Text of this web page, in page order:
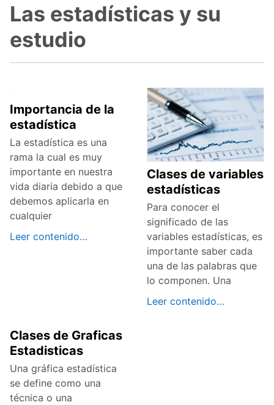
Las estadísticas y su
estudio
Importancia de la
estadística
La estadística es una
rama la cual es muy
importante en nuestra
vida diaria debido a que
debemos aplicarla en
cualquier
Leer contenido…
Clases de variables
estadísticas
Para conocer el
significado de las
variables estadísticas, es
importante saber cada
una de las palabras que
lo componen. Una
Leer contenido…
Clases de Graficas
Estadisticas
Una gráfica estadística
se define como una
técnica o una